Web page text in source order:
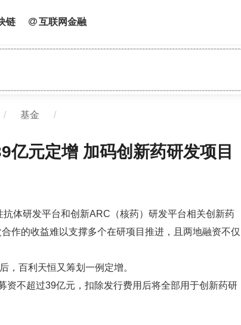
链 互联网金融
/ 基金 /
亿元定增 加码创新药研发项目
体研发平台和创新ARC（核药）研发平台相关创新药
作的收益难以支撑多个在研项目推进，且两地融资不仅
，百利天恒又筹划一例定增。
不超过39亿元，扣除发行费用后将全部用于创新药研